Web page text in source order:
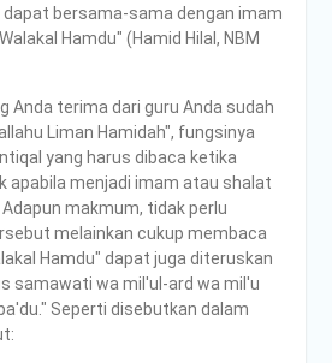
dapat bersama-sama dengan imam
Hamdu" (Hamid Hilal, NBM
Anda terima dari guru Anda sudah
Liman Hamidah", fungsinya
yang harus dibaca ketika
apabila menjadi imam atau shalat
makmum, tidak perlu
melainkan cukup membaca
Hamdu" dapat juga diteruskan
samawati wa mil'ul-ard wa mil'u
Seperti disebutkan dalam